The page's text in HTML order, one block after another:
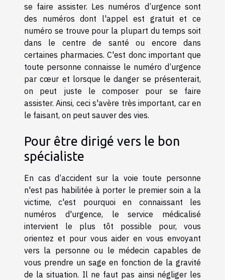
se faire assister. Les numéros d’urgence sont
des numéros dont l'appel est gratuit et ce
numéro se trouve pour la plupart du temps soit
dans le centre de santé ou encore dans
certaines pharmacies. C'est donc important que
toute personne connaisse le numéro d’urgence
par cœur et lorsque le danger se présenterait,
on peut juste le composer pour se faire
assister. Ainsi, ceci s'avère très important, car en
le faisant, on peut sauver des vies.
Pour être dirigé vers le bon
spécialiste
En cas d’accident sur la voie toute personne
n'est pas habilitée à porter le premier soin a la
victime, c'est pourquoi en connaissant les
numéros d'urgence, le service médicalisé
intervient le plus tôt possible pour, vous
orientez et pour vous aider en vous envoyant
vers la personne ou le médecin capables de
vous prendre un sage en fonction de la gravité
de la situation. Il ne faut pas ainsi négliger les